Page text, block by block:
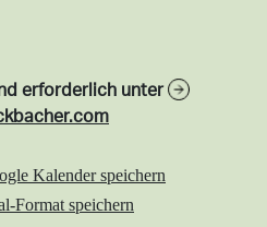
erforderlich unter
Kalender speichern
Format speichern